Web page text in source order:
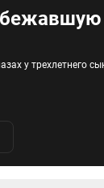
у трехлетнего